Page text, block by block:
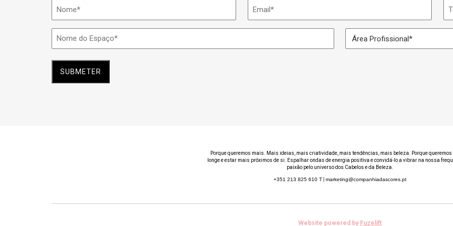
Nome Email
Nome
do
Área
Profissional
Porque queremos mais. Mais ideias, mais criatividade, mais tendências, mais beleza. Porque
longe e estar mais próximos de si. Espalhar ondas de energia positiva e convidá-lo a vibrar na nossa
paixão pelo universo dos Cabelos e da Beleza.
+351 213 825 610 T| marketing@companhiadascores.pt
Website powered by Fuzelift